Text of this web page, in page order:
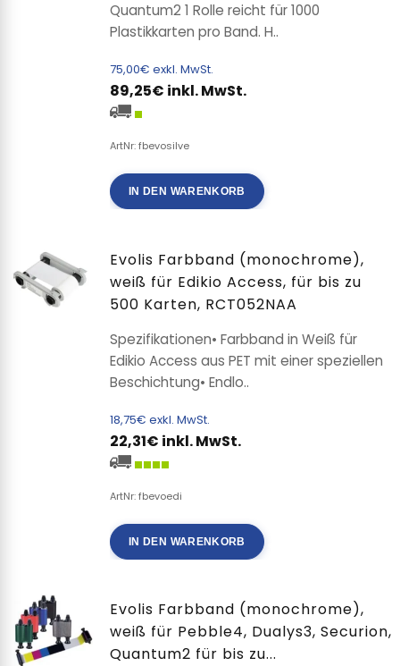
Quantum2 1 Rolle reicht für 1000
Plastikkarten pro Band. H..
75,00€ exkl. MwSt.
89,25€ inkl. MwSt.
ArtNr: fbevosilve
IN DEN WARENKORB
Evolis Farbband (monochrome),
weiß für Edikio Access, für bis zu
500 Karten, RCT052NAA
Spezifikationen• Farbband in Weiß für
Edikio Access aus PET mit einer speziellen
Beschichtung• Endlo..
18,75€ exkl. MwSt.
22,31€ inkl. MwSt.
ArtNr: fbevoedi
IN DEN WARENKORB
Evolis Farbband (monochrome),
weiß für Pebble4, Dualys3, Securion,
Quantum2 für bis zu...